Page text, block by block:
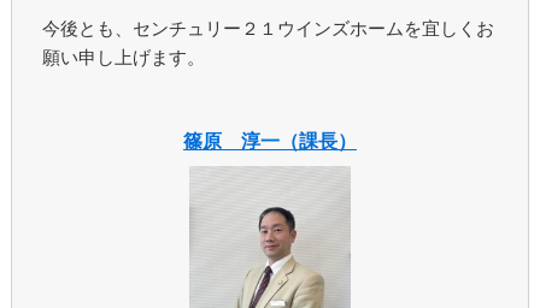
今後とも、センチュリー２１ウインズホームを宜しくお
願い申し上げます。
篠原 淳一（課長）